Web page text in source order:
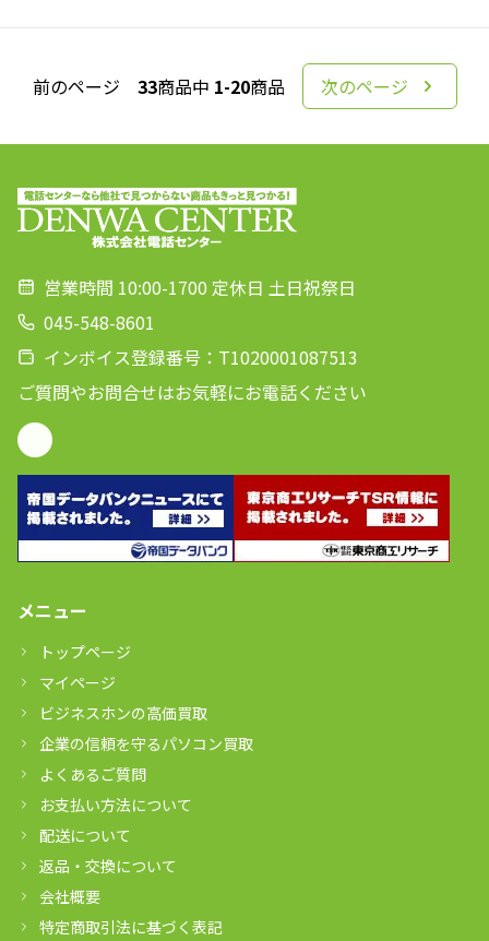
前のページ 33商品中 1-20商品 次のページ
営業時間 10:00-1700 定休日 土日祝祭日
045-548-8601
インボイス登録番号：T1020001087513
ご質問やお問合せはお気軽にお電話ください
メニュー
トップページ
マイページ
ビジネスホンの高価買取
企業の信頼を守るパソコン買取
よくあるご質問
お支払い方法について
配送について
返品・交換について
会社概要
特定商取引法に基づく表記